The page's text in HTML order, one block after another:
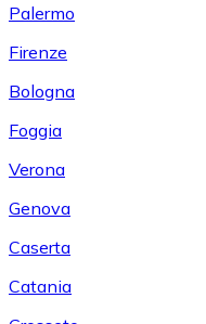
Palermo
Firenze
Bologna
Foggia
Verona
Genova
Caserta
Catania